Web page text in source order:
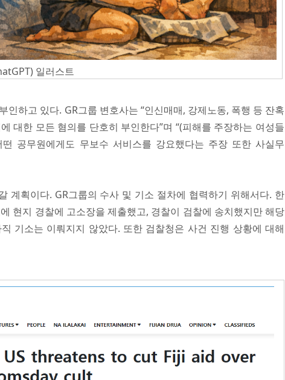
일러스트
인하고 있다. GR그룹 변호사는 “인신매매, 강제노동, 폭행 등 잔혹
대한 모든 혐의를 단호히 부인한다”며 “(피해를 주장하는 여성들
공무원에게도 무보수 서비스를 강요했다는 주장 또한 사실무
계획이다. GR그룹의 수사 및 기소 절차에 협력하기 위해서다. 한
현지 경찰에 고소장을 제출했고, 경찰이 검찰에 송치했지만 해당
기소는 이뤄지지 않았다. 또한 검찰청은 사건 진행 상황에 대해